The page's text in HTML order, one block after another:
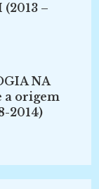
–
NA
a origem
2014)